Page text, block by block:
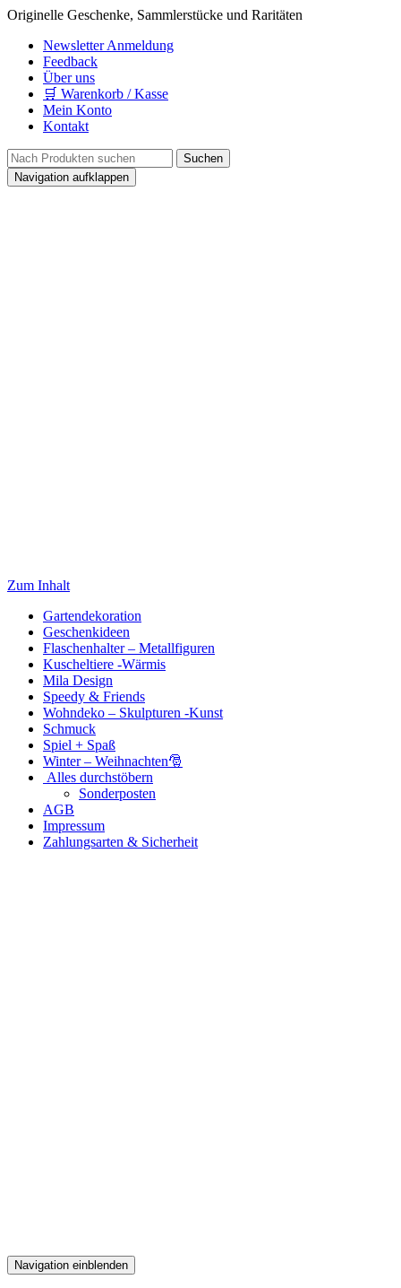
Originelle Geschenke, Sammlerstücke und Raritäten
Newsletter Anmeldung
Feedback
Über uns
🛒 Warenkorb / Kasse
Mein Konto
Kontakt
Navigation aufklappen
Zum Inhalt
Gartendekoration
Geschenkideen
Flaschenhalter – Metallfiguren
Kuscheltiere -Wärmis
Mila Design
Speedy & Friends
Wohndeko – Skulpturen -Kunst
Schmuck
Spiel + Spaß
Winter – Weihnachten🎅
Alles durchstöbern
Sonderposten
AGB
Impressum
Zahlungsarten & Sicherheit
Navigation einblenden